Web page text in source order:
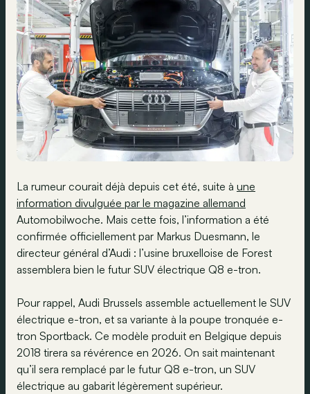
La rumeur courait déjà depuis cet été, suite à une
information divulguée par le magazine allemand
Automobilwoche. Mais cette fois, l’information a été
confirmée officiellement par Markus Duesmann, le
directeur général d’Audi : l’usine bruxelloise de Forest
assemblera bien le futur SUV électrique Q8 e-tron.
Pour rappel, Audi Brussels assemble actuellement le SUV
électrique e-tron, et sa variante à la poupe tronquée e-
tron Sportback. Ce modèle produit en Belgique depuis
2018 tirera sa révérence en 2026. On sait maintenant
qu’il sera remplacé par le futur Q8 e-tron, un SUV
électrique au gabarit légèrement supérieur.